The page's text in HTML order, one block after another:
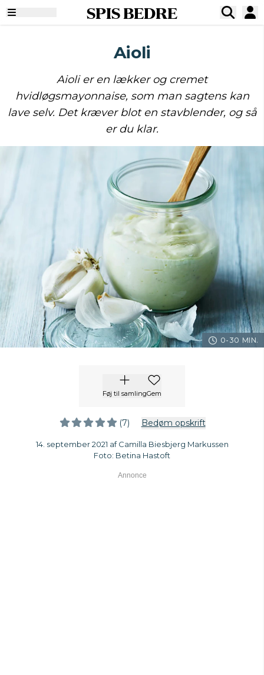
SPIS BEDRE
Aioli
Aioli er en lækker og cremet
hvidløgsmayonnaise, som man sagtens kan
lave selv. Det kræver blot en stavblender, og så
er du klar.
0-30 MIN.
Føj til samlingGem
(7) Bedøm opskrift
14. september 2021 af Camilla Biesbjerg Markussen
Foto: Betina Hastoft